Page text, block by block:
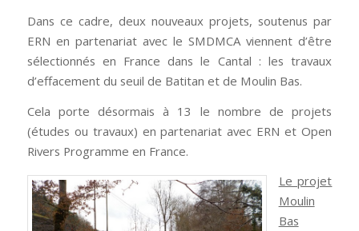
Dans ce cadre, deux nouveaux projets, soutenus par
ERN en partenariat avec le SMDMCA viennent d’être
sélectionnés en France dans le Cantal : les travaux
d’effacement du seuil de Batitan et de Moulin Bas.
Cela porte désormais à 13 le nombre de projets
(études ou travaux) en partenariat avec ERN et Open
Rivers Programme en France.
Le projet
Moulin
Bas